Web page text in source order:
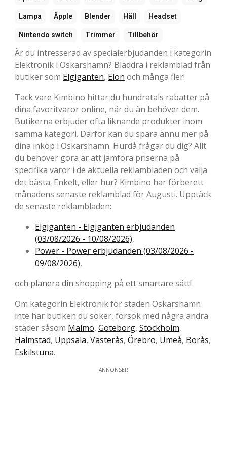
Lampa Äpple Blender Häll Headset
Nintendo switch Trimmer Tillbehör
Är du intresserad av specialerbjudanden i kategorin
Elektronik i Oskarshamn? Bläddra i reklamblad från
butiker som Elgiganten, Elon och många fler!
Tack vare Kimbino hittar du hundratals rabatter på
dina favoritvaror online, när du än behöver dem.
Butikerna erbjuder ofta liknande produkter inom
samma kategori. Därför kan du spara ännu mer på
dina inköp i Oskarshamn. Hurdå frågar du dig? Allt
du behöver göra är att jämföra priserna på
specifika varor i de aktuella reklambladen och välja
det bästa. Enkelt, eller hur? Kimbino har förberett
månadens senaste reklamblad för Augusti. Upptäck
de senaste reklambladen:
Elgiganten - Elgiganten erbjudanden
(03/08/2026 - 10/08/2026),
Power - Power erbjudanden (03/08/2026 -
09/08/2026),
och planera din shopping på ett smartare sätt!
Om kategorin Elektronik för staden Oskarshamn
inte har butiken du söker, försök med några andra
städer såsom Malmö, Göteborg, Stockholm,
Halmstad, Uppsala, Västerås, Örebro, Umeå, Borås,
Eskilstuna.
ANNONSER